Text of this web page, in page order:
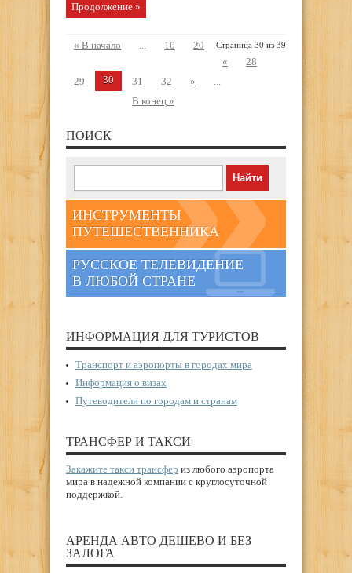
Продолжение »
Страница 30 из 39
« В начало ... 10
20
«
28
29
30 31 32 »
...
В конец »
ПОИСК
ИНСТРУМЕНТЫ
ПУТЕШЕСТВЕННИКА
РУССКОЕ ТЕЛЕВИДЕНИЕ
В ЛЮБОЙ СТРАНЕ
ИНФОРМАЦИЯ ДЛЯ ТУРИСТОВ
Транспорт и аэропорты в городах мира
Информация о визах
Путеводители по городам и странам
ТРАНСФЕР И ТАКСИ
Закажите такси трансфер из любого аэропорта
мира в надежной компании с круглосуточной
поддержкой.
АРЕНДА АВТО ДЕШЕВО И БЕЗ
ЗАЛОГА